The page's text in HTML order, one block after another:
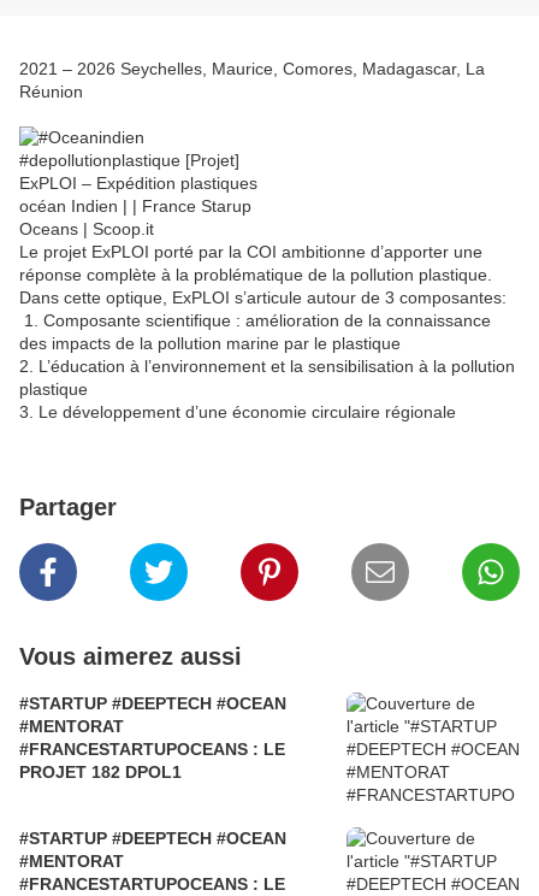
2021 – 2026 Seychelles, Maurice, Comores, Madagascar, La
Réunion
Le projet ExPLOI porté par la COI ambitionne d’apporter une
réponse complète à la problématique de la pollution plastique.
Dans cette optique, ExPLOI s’articule autour de 3 composantes:
1. Composante scientifique : amélioration de la connaissance
des impacts de la pollution marine par le plastique
2. L’éducation à l’environnement et la sensibilisation à la pollution
plastique
3. Le développement d’une économie circulaire régionale
Partager
Vous aimerez aussi
#STARTUP #DEEPTECH #OCEAN
#MENTORAT
#FRANCESTARTUPOCEANS : LE
PROJET 182 DPOL1
#STARTUP #DEEPTECH #OCEAN
#MENTORAT
#FRANCESTARTUPOCEANS : LE